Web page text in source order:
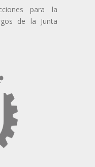
para la
de la Junta